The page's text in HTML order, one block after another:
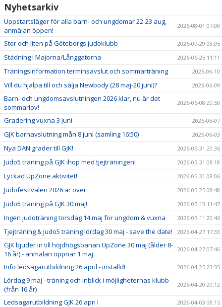
Nyhetsarkiv
Uppstartsläger för alla barn- och ungdomar 22-23 aug,
anmälan öppen!
2026-08-01 07:00
Stor och liten på Göteborgs judoklubb 2026-07-29 08:05
Städning i Majorna/Långgatorna 2026-06-25 11:11
Träningsinformation terminsavslut och sommarträning 2026-06-10
Vill du hjälpa till och sälja Newbody (28 maj-20 juni)? 2026-06-09
Barn- och ungdomsavslutningen 2026 klar, nu är det
sommarlov!
2026-06-08 20:50
Gradering vuxna 3 juni 2026-06-07
GJK barnavslutning mån 8 juni (samling 16:50) 2026-06-03
Nya DAN grader till GJK! 2026-05-31 20:36
Judo5 träning på GJK ihop med tjejträningen! 2026-05-31 08:18
Lyckad UpZone aktivitet! 2026-05-31 08:06
Judofestivalen 2026 är över 2026-05-25 08:48
Judo5 träning på GJK 30 maj! 2026-05-13 11:47
Ingen judoträning torsdag 14 maj för ungdom & vuxna 2026-05-11 20:46
Tjejträning & Judo5 träning lördag 30 maj - save the date! 2026-04-27 17:33
GJK bjuder in till höjdhögsbanan UpZone 30 maj (ålder 8-
16 år) - anmälan öppnar 1 maj
2026-04-27 07:46
Info ledsagarutbildning 26 april - inställd! 2026-04-25 23:35
Lördag 9 maj - träning och inblick i möjligheternas klubb
(från 16 år)
2026-04-20 20:12
Ledsagarutbildning GJK 26 apri l 2026-04-03 08:15